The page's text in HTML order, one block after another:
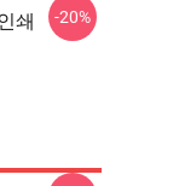
쇄
-20%